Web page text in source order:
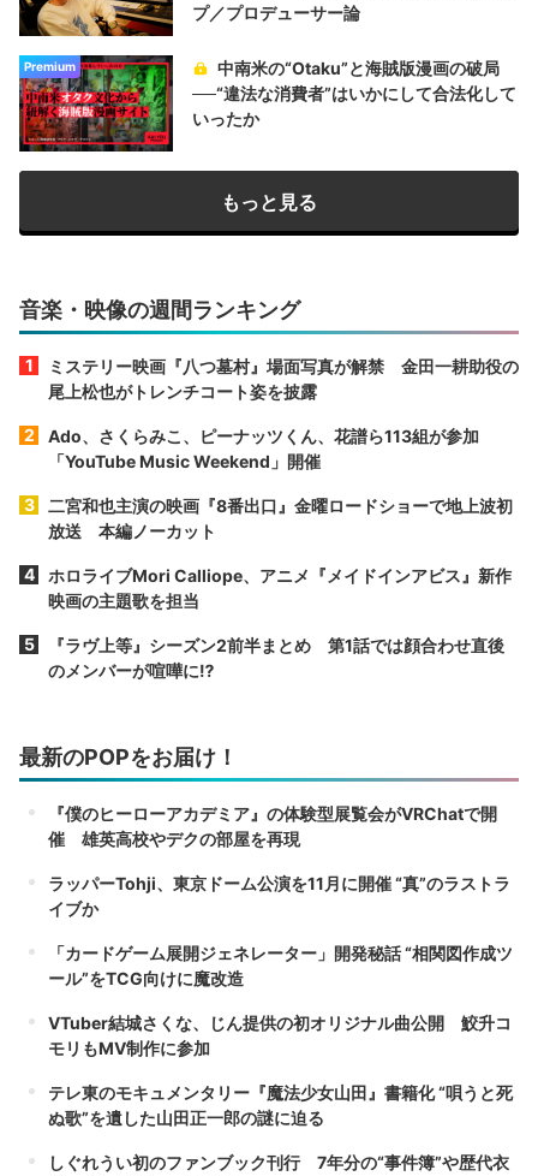
プ／プロデューサー論
Premium
中南米の“Otaku”と海賊版漫画の破局
──“違法な消費者”はいかにして合法化して
いったか
もっと見る
音楽・映像の週間ランキング
ミステリー映画『八つ墓村』場面写真が解禁 金田一耕助役の
尾上松也がトレンチコート姿を披露
Ado、さくらみこ、ピーナッツくん、花譜ら113組が参加
「YouTube Music Weekend」開催
二宮和也主演の映画『8番出口』金曜ロードショーで地上波初
放送 本編ノーカット
ホロライブMori Calliope、アニメ『メイドインアビス』新作
映画の主題歌を担当
『ラヴ上等』シーズン2前半まとめ 第1話では顔合わせ直後
のメンバーが喧嘩に⁉︎
最新のPOPをお届け！
『僕のヒーローアカデミア』の体験型展覧会がVRChatで開
催 雄英高校やデクの部屋を再現
ラッパーTohji、東京ドーム公演を11月に開催 “真”のラストラ
イブか
「カードゲーム展開ジェネレーター」開発秘話 “相関図作成ツ
ール”をTCG向けに魔改造
VTuber結城さくな、じん提供の初オリジナル曲公開 鮫升コ
モリもMV制作に参加
テレ東のモキュメンタリー『魔法少女山田』書籍化 “唄うと死
ぬ歌”を遺した山田正一郎の謎に迫る
しぐれうい初のファンブック刊行 7年分の“事件簿”や歴代衣